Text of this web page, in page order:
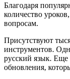
Благодаря
количество
вопросам.
Присутствуют
инструментов.
русский язык. Еще
обновления,